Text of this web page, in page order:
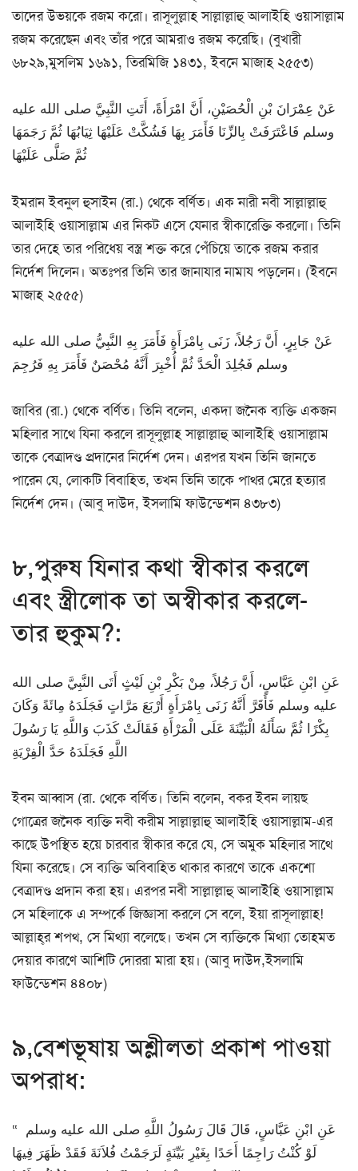
তাদের উভয়কে রজম করো। রাসূলুল্লাহ সাল্লাল্লাহু আলাইহি ওয়াসাল্লাম
রজম করেছেন এবং তাঁর পরে আমরাও রজম করেছি। (বুখারী
৬৮২৯,মুসলিম ১৬৯১, তিরমিজি ১৪৩১, ইবনে মাজাহ ২৫৫৩)
عَنْ عِمْرَانَ بْنِ الْحُصَيْنِ، أَنَّ امْرَأَةً، أَتَتِ النَّبِيَّ صلى الله عليه
وسلم فَاعْتَرَفَتْ بِالزِّنَا فَأَمَرَ بِهَا فَشُكَّتْ عَلَيْهَا ثِيَابُهَا ثُمَّ رَجَمَهَا
ثُمَّ صَلَّى عَلَيْهَا
ইমরান ইবনুল হুসাইন (রা.) থেকে বর্ণিত। এক নারী নবী সাল্লাল্লাহু
আলাইহি ওয়াসাল্লাম এর নিকট এসে যেনার স্বীকারেক্তি করলো। তিনি
তার দেহে তার পরিধেয় বস্ত্র শক্ত করে পেঁচিয়ে তাকে রজম করার
নির্দেশ দিলেন। অতঃপর তিনি তার জানাযার নামায পড়লেন। (ইবনে
মাজাহ ২৫৫৫)
عَنْ جَابِرٍ، أَنَّ رَجُلاً، زَنَى بِامْرَأَةٍ فَأَمَرَ بِهِ النَّبِيُّ صلى الله عليه
وسلم فَجُلِدَ الْحَدَّ ثُمَّ أُخْبِرَ أَنَّهُ مُحْصَنٌ فَأَمَرَ بِهِ فَرُجِمَ
জাবির (রা.) থেকে বর্ণিত। তিনি বলেন, একদা জনৈক ব্যক্তি একজন
মহিলার সাথে যিনা করলে রাসূলুল্লাহ সাল্লাল্লাহু আলাইহি ওয়াসাল্লাম
তাকে বেত্রাদণ্ড প্রদানের নির্দেশ দেন। এরপর যখন তিনি জানতে
পারেন যে, লোকটি বিবাহিত, তখন তিনি তাকে পাথর মেরে হত্যার
নির্দেশ দেন। (আবু দাউদ, ইসলামি ফাউন্ডেশন ৪৩৮৩)
৮,পুরুষ যিনার কথা স্বীকার করলে
এবং স্ত্রীলোক তা অস্বীকার করলে-
তার হুকুম?:
عَنِ ابْنِ عَبَّاسٍ، أَنَّ رَجُلاً، مِنْ بَكْرِ بْنِ لَيْثٍ أَتَى النَّبِيَّ صلى الله
عليه وسلم فَأَقَرَّ أَنَّهُ زَنَى بِامْرَأَةٍ أَرْبَعَ مَرَّاتٍ فَجَلَدَهُ مِائَةً وَكَانَ
بِكْرًا ثُمَّ سَأَلَهُ الْبَيِّنَةَ عَلَى الْمَرْأَةِ فَقَالَتْ كَذَبَ وَاللَّهِ يَا رَسُولَ
اللَّهِ فَجَلَدَهُ حَدَّ الْفِرْيَةِ
ইবন আব্বাস (রা. থেকে বর্ণিত। তিনি বলেন, বকর ইবন লায়ছ
গোত্রের জনৈক ব্যক্তি নবী করীম সাল্লাল্লাহু আলাইহি ওয়াসাল্লাম-এর
কাছে উপস্থিত হয়ে চারবার স্বীকার করে যে, সে অমুক মহিলার সাথে
যিনা করেছে। সে ব্যক্তি অবিবাহিত থাকার কারণে তাকে একশো
বেত্রাদণ্ড প্রদান করা হয়। এরপর নবী সাল্লাল্লাহু আলাইহি ওয়াসাল্লাম
সে মহিলাকে এ সম্পর্কে জিজ্ঞাসা করলে সে বলে, ইয়া রাসূলাল্লাহ!
আল্লাহ্‌র শপথ, সে মিথ্যা বলেছে। তখন সে ব্যক্তিকে মিথ্যা তোহমত
দেয়ার কারণে আশিটি দোররা মারা হয়। (আবু দাউদ,ইসলামি
ফাউন্ডেশন ৪৪০৮)
৯,বেশভূষায় অশ্লীলতা প্রকাশ পাওয়া
অপরাধ:
عَنِ ابْنِ عَبَّاسٍ، قَالَ قَالَ رَسُولُ اللَّهِ صلى الله عليه وسلم ‏ “‏
لَوْ كُنْتُ رَاجِمًا أَحَدًا بِغَيْرِ بَيِّنَةٍ لَرَجَمْتُ فُلاَنَةَ فَقَدْ ظَهَرَ فِيهَا